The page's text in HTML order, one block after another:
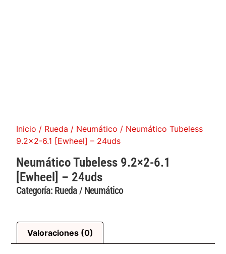
Inicio / Rueda / Neumático / Neumático Tubeless
9.2×2-6.1 [Ewheel] – 24uds
Neumático Tubeless 9.2×2-6.1
[Ewheel] – 24uds
Categoría: Rueda / Neumático
Valoraciones (0)